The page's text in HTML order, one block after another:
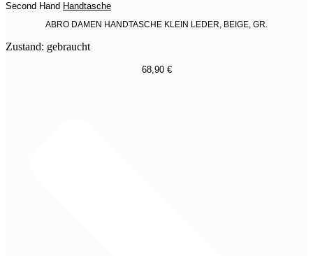
Second Hand Handtasche
ABRO DAMEN HANDTASCHE KLEIN LEDER, BEIGE, GR.
Zustand: gebraucht
68,90 €